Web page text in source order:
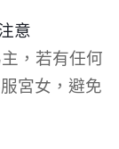
意
，若有任何
宮女，避免